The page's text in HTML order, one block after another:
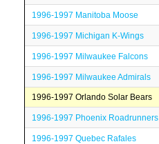
1996-1997 Manitoba Moose
1996-1997 Michigan K-Wings
1996-1997 Milwaukee Falcons
1996-1997 Milwaukee Admirals
1996-1997 Orlando Solar Bears
1996-1997 Phoenix Roadrunners
1996-1997 Quebec Rafales